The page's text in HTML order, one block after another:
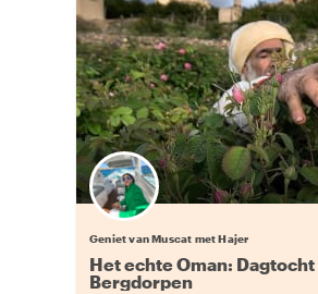
Geniet van Muscat met Hajer
Het echte Oman: Dagtocht
Bergdorpen